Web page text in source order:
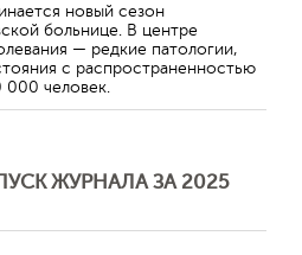
новый сезон
больнице. В центре
— редкие патологии,
с распространенностью
000 человек.
ЖУРНАЛА ЗА 2025